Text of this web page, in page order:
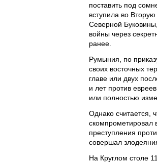
поставить под
вступила во
Северной Буковины,
войны через
ранее.
Румыния, по
своих восточных
главе или двух
и лет против
или полностью
Однако считается,
скомпрометировал
преступления
совершал
На Круглом столе